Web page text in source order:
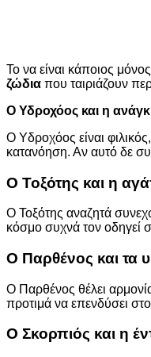
Το να είναι κάποιος
ζώδια που ταιριάζουν
Ο Υδροχόος και η
Ο Υδροχόος είναι
κατανόηση. Αν αυτό δε
Ο Τοξότης και η
Ο Τοξότης αναζητά
κόσμο συχνά τον οδηγεί
Ο Παρθένος και τα
Ο Παρθένος θέλει
προτιμά να επενδύσει
Ο Σκορπιός και η